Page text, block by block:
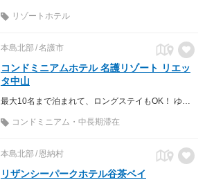
リゾートホテル
本島北部 名護市
コンドミニアムホテル 名護リゾート リエッ
タ中山
コンドミニアム・中長期滞在
本島北部 恩納村
リザンシーパークホテル谷茶ベイ